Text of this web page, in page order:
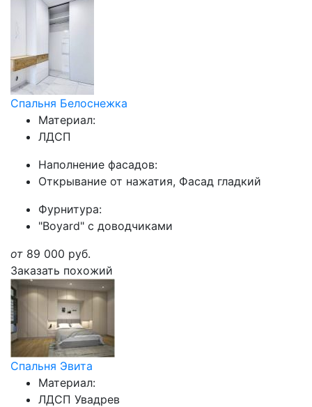
Спальня Белоснежка
Материал:
ЛДСП
Наполнение фасадов:
Открывание от нажатия, Фасад гладкий
Фурнитура:
"Boyard" с доводчиками
от 89 000 руб.
Заказать похожий
Спальня Эвита
Материал:
ЛДСП Увадрев